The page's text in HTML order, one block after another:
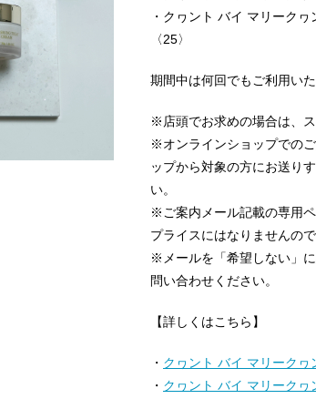
・クヮント バイ マリーク
〈25〉
期間中は何回でもご利用いた
※店頭でお求めの場合は、
※オンラインショップでの
ップから対象の方にお送り
い。
※ご案内メール記載の専用
プライスにはなりませんの
※メールを「希望しない」
問い合わせください。
【詳しくはこちら】
・ クヮント バイ マリーク
・ クヮント バイ マリーク